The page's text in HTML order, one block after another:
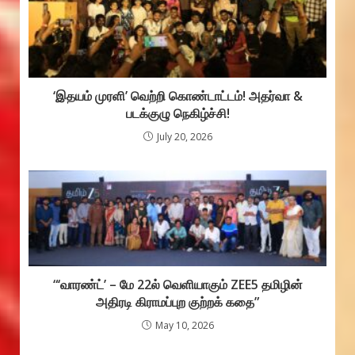
‘இதயம் முரளி’ வெற்றி கொண்டாட்டம்! அதர்வா &
படக்குழு நெகிழ்ச்சி!
July 20, 2026
“‘வாரண்ட்’ – மே 22ல் வெளியாகும் ZEE5 தமிழின்
அதிரடி கிராமப்புற குற்றக் கதை”
May 10, 2026